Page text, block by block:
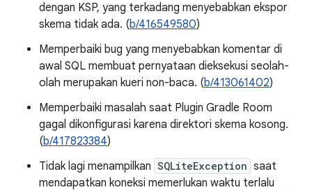
dengan KSP, yang terkadang menyebabkan ekspor
skema tidak ada. (b/416549580)
Memperbaiki bug yang menyebabkan komentar di
awal SQL membuat pernyataan dieksekusi seolah-
olah merupakan kueri non-baca. (b/413061402)
Memperbaiki masalah saat Plugin Gradle Room
gagal dikonfigurasi karena direktori skema kosong.
(b/417823384)
Tidak lagi menampilkan SQLiteException saat
mendapatkan koneksi memerlukan waktu terlalu